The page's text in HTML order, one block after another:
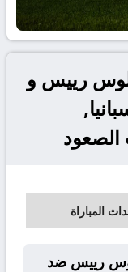
لوس رييس و
المباراة
رييس ضد